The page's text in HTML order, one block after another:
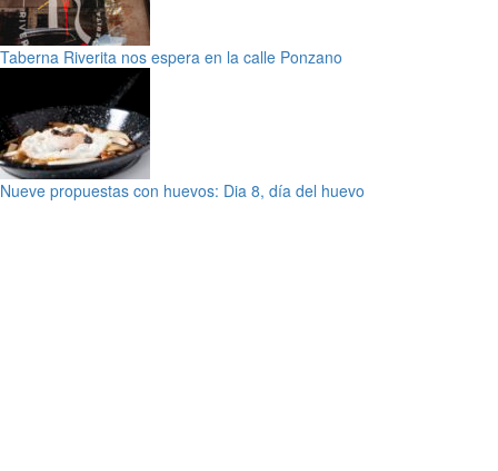
Taberna Riverita nos espera en la calle Ponzano
Nueve propuestas con huevos: Dia 8, día del huevo